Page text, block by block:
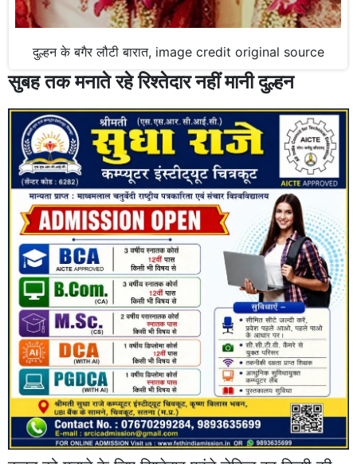
दुल्हन के बगैर लौटी बारात, image credit original source
सुबह तक मनाते रहे रिश्तेदार नहीं मानी दुल्हन